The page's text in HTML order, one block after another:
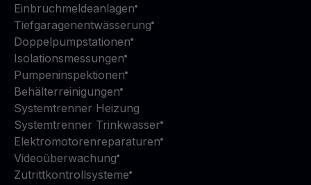
Einbruchmeldeanlagen
Tiefgaragenentwässerung
Doppelpumpstationen
Isolationsmessungen
Pumpeninspektionen
Behälterreinigungen
Systemtrenner Heizung
Systemtrenner Trinkwasser
Elektromotorenreparaturen
Videoüberwachung
Zutrittkontrollsysteme